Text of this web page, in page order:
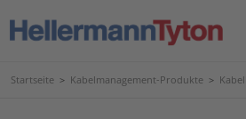
Startseite > Kabelmanagement-Produkte >